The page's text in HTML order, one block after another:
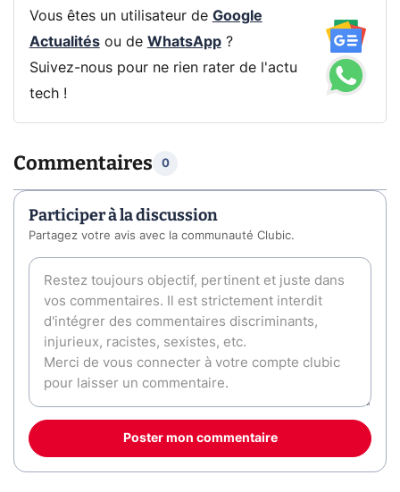
Vous êtes un utilisateur de Google
Actualitésou de WhatsApp?
Suivez-nous pour ne rien rater de l'actu
tech !
Commentaires 0
Participer à la discussion
Partagez votre avis avec la communauté Clubic.
Poster mon commentaire